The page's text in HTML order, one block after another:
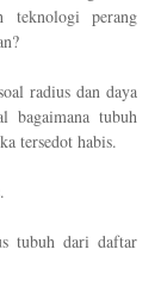
teknologi perang
radius dan daya
bagaimana tubuh
tersedot habis.
tubuh dari daftar